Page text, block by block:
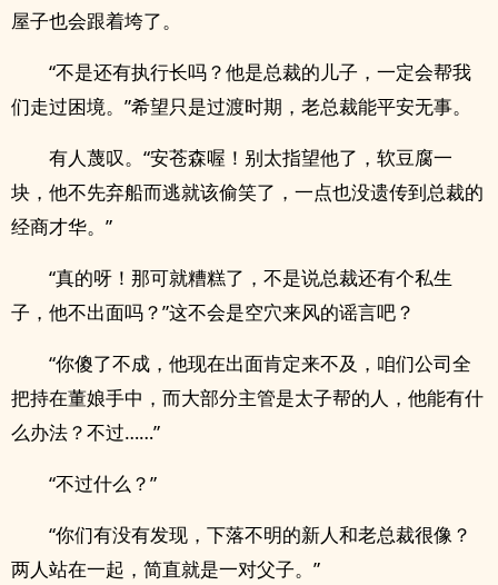
屋子也会跟着垮了。
“不是还有执行长吗？他是总裁的儿子，一定会帮我
们走过困境。”希望只是过渡时期，老总裁能平安无事。
有人蔑叹。“安苍森喔！别太指望他了，软豆腐一
块，他不先弃船而逃就该偷笑了，一点也没遗传到总裁的
经商才华。”
“真的呀！那可就糟糕了，不是说总裁还有个私生
子，他不出面吗？”这不会是空穴来风的谣言吧？
“你傻了不成，他现在出面肯定来不及，咱们公司全
把持在董娘手中，而大部分主管是太子帮的人，他能有什
么办法？不过……”
“不过什么？”
“你们有没有发现，下落不明的新人和老总裁很像？
两人站在一起，简直就是一对父子。”